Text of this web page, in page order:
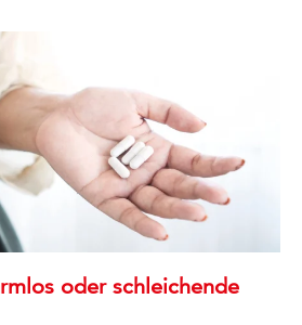
oder schleichende